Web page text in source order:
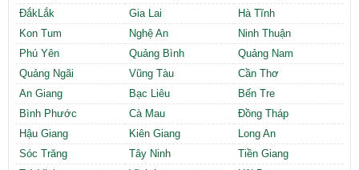
ĐắkLắk
Gia Lai
Hà Tĩnh
Kon Tum
Nghệ An
Ninh Thuận
Phú Yên
Quảng Bình
Quảng Nam
Quảng Ngãi
Vũng Tàu
Cần Thơ
An Giang
Bạc Liêu
Bến Tre
Bình Phước
Cà Mau
Đồng Tháp
Hậu Giang
Kiên Giang
Long An
Sóc Trăng
Tây Ninh
Tiền Giang